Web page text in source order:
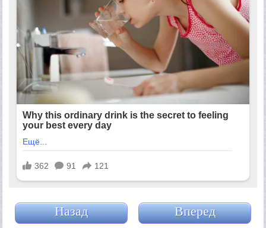
Назад Вперед